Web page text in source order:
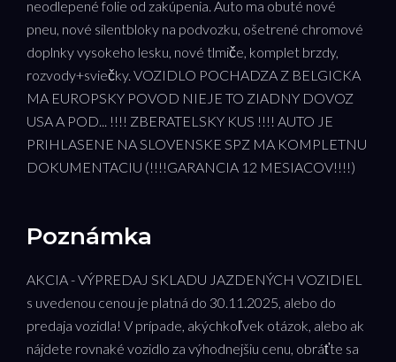
neodlepené folie od zakúpenia. Auto ma obuté nové
pneu, nové silentbloky na podvozku, ošetrené chromové
doplnky vysokeho lesku, nové tlmiče, komplet brzdy,
rozvody+sviečky. VOZIDLO POCHADZA Z BELGICKA
MA EUROPSKY POVOD NIEJE TO ZIADNY DOVOZ
USA A POD... !!!! ZBERATELSKY KUS !!!! AUTO JE
PRIHLASENE NA SLOVENSKE SPZ MA KOMPLETNU
DOKUMENTACIU (!!!!GARANCIA 12 MESIACOV!!!!)
Poznámka
AKCIA - VÝPREDAJ SKLADU JAZDENÝCH VOZIDIEL
s uvedenou cenou je platná do 30.11.2025, alebo do
predaja vozidla! V prípade, akýchkoľvek otázok, alebo ak
nájdete rovnaké vozidlo za výhodnejšiu cenu, obráťte sa